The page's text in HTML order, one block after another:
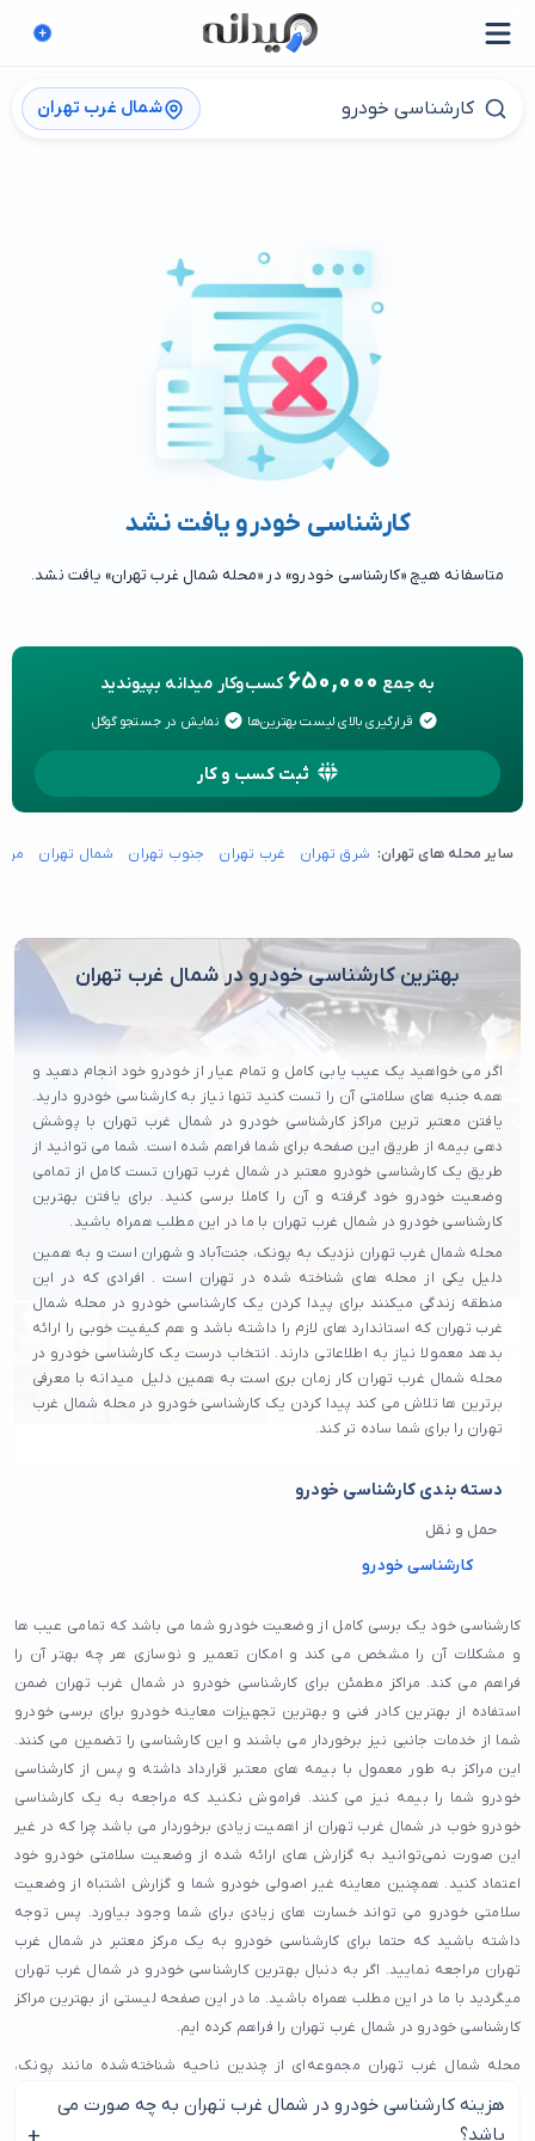
شمال غرب تهران
کارشناسی خودرو یافت نشد
متاسفانه هیچ «کارشناسی خودرو» در «محله شمال غرب تهران» یافت نشد.
به جمع 650,000 کسب‌وکار میدانه بپیوندید
قرارگیری بالای لیست بهترین‌ها نمایش در جستجو گوگل
ثبت کسب و کار
سایر محله های تهران: شرق تهران غرب تهران جنوب تهران شمال تهران
بهترین کارشناسی خودرو در شمال غرب تهران
اگر می خواهید یک عیب یابی کامل و تمام عیار از خودرو خود انجام دهید و
همه جنبه های سلامتی آن را تست کنید تنها نیاز به کارشناسی خودرو دارید.
یافتن معتبر ترین مراکز کارشناسی خودرو در شمال غرب تهران با پوشش
دهی بیمه از طریق این صفحه برای شما فراهم شده است. شما می توانید از
طریق یک کارشناسی خودرو معتبر در شمال غرب تهران تست کامل از تمامی
وضعیت خودرو خود گرفته و آن را کاملا برسی کنید. برای یافتن بهترین
کارشناسی خودرو در شمال غرب تهران با ما در این مطلب همراه باشید.
محله شمال غرب تهران نزدیک به پونک، جنت‌آباد و شهران است و به همین
دلیل یکی از محله های شناخته شده در تهران است . افرادی که در این
منطقه زندگی میکنند برای پیدا کردن یک کارشناسی خودرو در محله شمال
غرب تهران که استاندارد های لازم را داشته باشد و هم کیفیت خوبی را ارائه
بدهد معمولا نیاز به اطلاعاتی دارند. انتخاب درست یک کارشناسی خودرو در
محله شمال غرب تهران کار زمان بری است به همین دلیل میدانه با معرفی
برترین ها تلاش می‌ کند پیدا کردن یک کارشناسی خودرو در محله شمال غرب
تهران را برای شما ساده تر کند.
دسته بندی کارشناسی خودرو
حمل و نقل
کارشناسی خودرو
کارشناسی خود یک برسی کامل از وضعیت خودرو شما می باشد که تمامی عیب ها
و مشکلات آن را مشخص می کند و امکان تعمیر و نوسازی هر چه بهتر آن را
فراهم می کند. مراکز مطمئن برای کارشناسی خودرو در شمال غرب تهران ضمن
استفاده از بهترین کادر فنی و بهترین تجهیزات معاینه خودرو برای برسی خودرو
شما از خدمات جانبی نیز برخوردار می باشند و این کارشناسی را تضمین می کنند.
این مراکز به طور معمول با بیمه های معتبر قرارداد داشته و پس از کارشناسی
خودرو شما را بیمه نیز می کنند. فراموش نکنید که مراجعه به یک کارشناسی
خودرو خوب در شمال غرب تهران از اهمیت زیادی برخوردار می باشد چرا که در غیر
این صورت نمی‌توانید به گزارش های ارائه شده از وضعیت سلامتی خودرو خود
اعتماد کنید. همچنین معاینه غیر اصولی خودرو شما و گزارش اشتباه از وضعیت
سلامتی خودرو می تواند خسارت های زیادی برای شما وجود بیاورد. پس توجه
داشته باشید که حتما برای کارشناسی خودرو به یک مرکز معتبر در شمال غرب
تهران مراجعه نمایید. اگر به دنبال بهترین کارشناسی خودرو در شمال غرب تهران
میگردید با ما در این مطلب همراه باشید. ما در این صفحه لیستی از بهترین مراکز
کارشناسی خودرو در شمال غرب تهران را فراهم کرده ایم.
محله شمال غرب تهران مجموعه‌ای از چندین ناحیه شناخته‌شده مانند پونک،
جنت‌آباد شمالی، جنوبی و مرکزی، شهران، شهرزیبا، باغ‌فیض، حصارک، دهکده
المپیک و بخشی از سردار جنگل را شامل می‌شود. همین گستردگی باعث شده تنوع
هزینه کارشناسی خودرو در شمال غرب تهران به چه صورت می
باشد؟